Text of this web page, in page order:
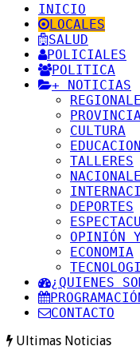
INICIO
LOCALES
SALUD
POLICIALES
POLITICA
+ NOTICIAS
CULTURA
EDUCACION
TALLERES
DEPORTES
OPINIÓN
ECONOMIA
¿QUIENES
CONTACTO
Ultimas Noticias